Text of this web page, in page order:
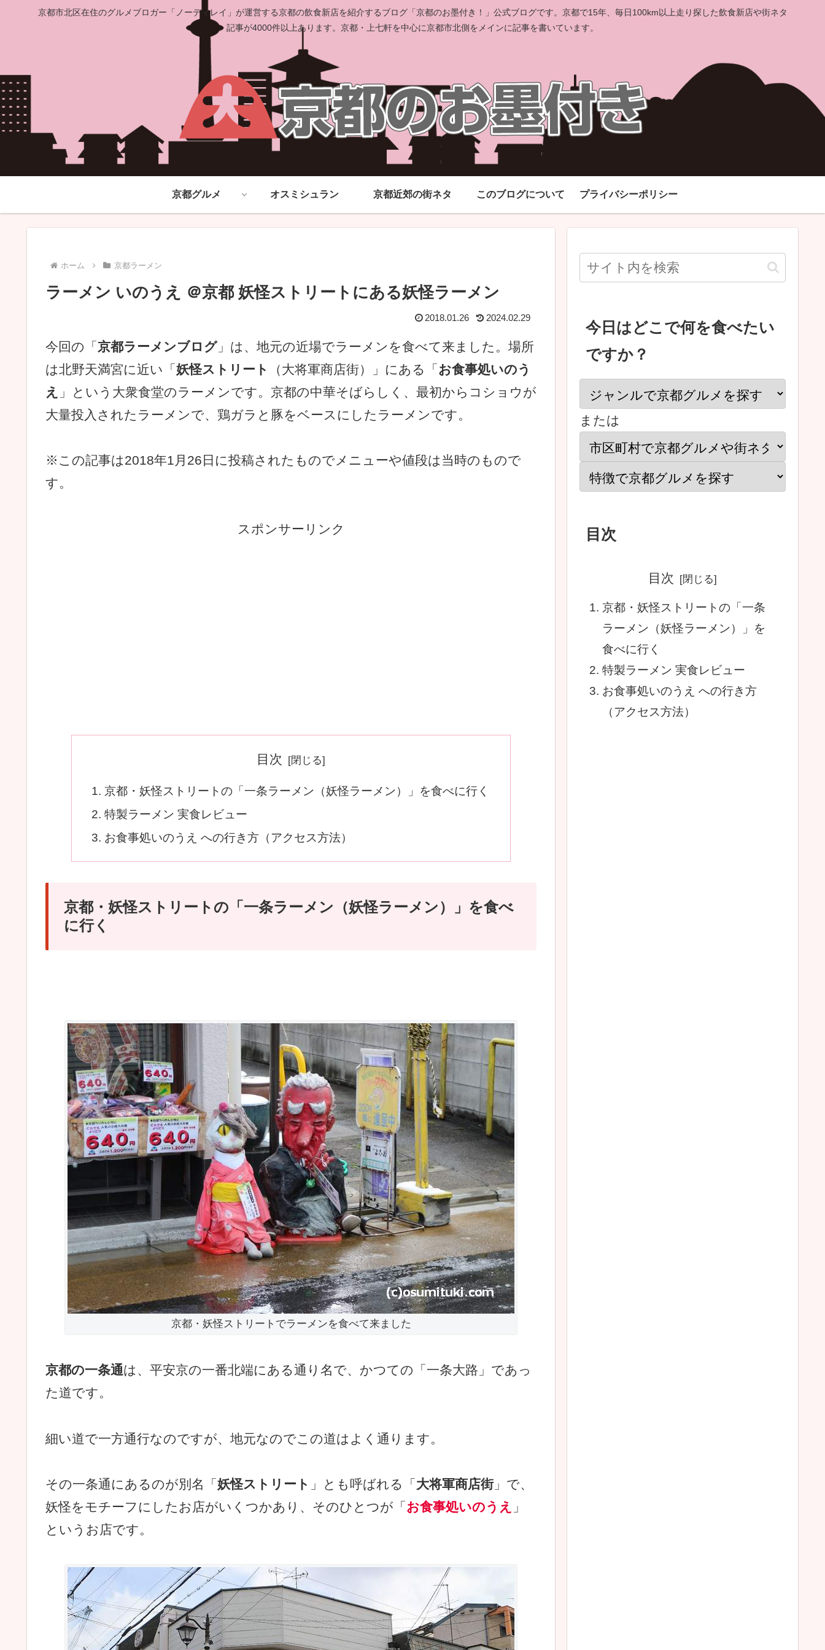
京都市北区在住のグルメブロガー「ノーディレイ」が運営する京都の飲食新店を紹介するブログ「京都のお墨付き！」公式ブログです。京都で15年、毎日100km以上走り探した飲食新店や街ネタ
記事が4000件以上あります。京都・上七軒を中心に京都市北側をメインに記事を書いています。
京都グルメ オスミシュラン 京都近郊の街ネタ このブログについて プライバシーポリシー
ホーム 京都ラーメン
ラーメン いのうえ ＠京都 妖怪ストリートにある妖怪ラーメン
2018.01.26 2024.02.29
今回の「 京都ラーメンブログ」は、地元の近場でラーメンを食べて来ました。場所
は北野天満宮に近い「 妖怪ストリート （大将軍商店街）」にある「 お食事処いのう
え 」という大衆食堂のラーメンです。京都の中華そばらしく、最初からコショウが
大量投入されたラーメンで、鶏ガラと豚をベースにしたラーメンです。
※この記事は2018年1月26日に投稿されたものでメニューや値段は当時のもので
す。
スポンサーリンク
目次
京都・妖怪ストリートの「一条ラーメン（妖怪ラーメン）」を食べに行く
特製ラーメン 実食レビュー
お食事処いのうえ への行き方（アクセス方法）
京都・妖怪ストリートの「一条ラーメン（妖怪ラーメン）」を食べ
に行く
京都・妖怪ストリートでラーメンを食べて来ました
京都の一条通は、平安京の一番北端にある通り名で、かつての「一条大路」であっ
た道です。
細い道で一方通行なのですが、地元なのでこの道はよく通ります。
その一条通にあるのが別名「 妖怪ストリート 」とも呼ばれる「 大将軍商店街」で、
妖怪をモチーフにしたお店がいくつかあり、そのひとつが「 お食事処いのうえ 」
というお店です。
今日はどこで何を食べたい
ですか？
または
目次
目次
京都・妖怪ストリートの「一条
ラーメン（妖怪ラーメン）」を
食べに行く
特製ラーメン 実食レビュー
お食事処いのうえ への行き方
（アクセス方法）